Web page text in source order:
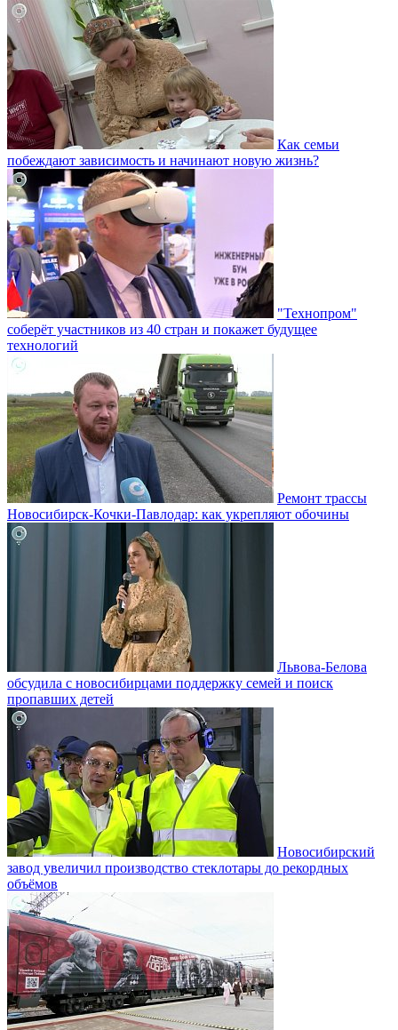
Как семьи
побеждают зависимость и начинают новую жизнь?
"Технопром"
соберёт участников из 40 стран и покажет будущее
технологий
Ремонт трассы
Новосибирск-Кочки-Павлодар: как укрепляют обочины
Львова-Белова
обсудила с новосибирцами поддержку семей и поиск
пропавших детей
Новосибирский
завод увеличил производство стеклотары до рекордных
объёмов